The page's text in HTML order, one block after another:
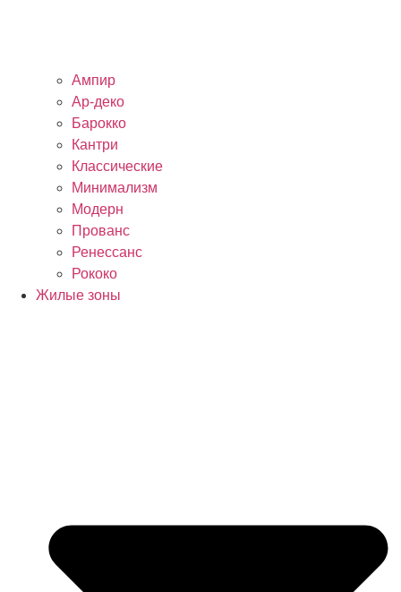
Ампир
Ар-деко
Барокко
Кантри
Классические
Минимализм
Модерн
Прованс
Ренессанс
Рококо
Жилые зоны